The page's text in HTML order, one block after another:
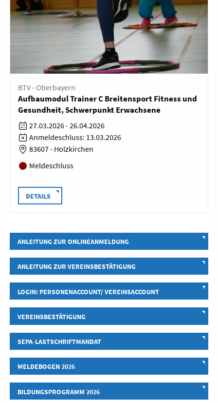
BTV - Oberbayern
Aufbaumodul Trainer C Breitensport Fitness und
Gesundheit, Schwerpunkt Erwachsene
27.03.2026 - 26.04.2026
Anmeldeschluss: 13.03.2026
83607 - Holzkirchen
Meldeschluss
DETAILS
ANLEITUNG ZUR ONLINEANMELDUNG
ANLEITUNG ZUR VEREINSBESTÄTIGUNG
LOGIN: PERSONENACCOUNT/ VEREINSACCOUNT
VEREINSBESTÄTIGUNG
SEPA-LASTSCHRIFTMANDAT
MELDEBOGEN 2026
BILDUNGSPROGRAMM 2026